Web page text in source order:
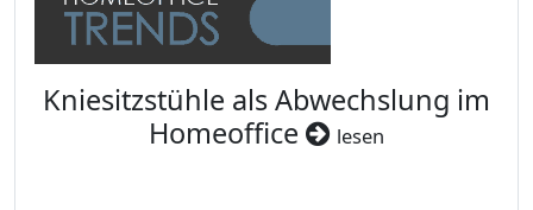
Kniesitzstühle als Abwechslung im
Homeoffice
lesen